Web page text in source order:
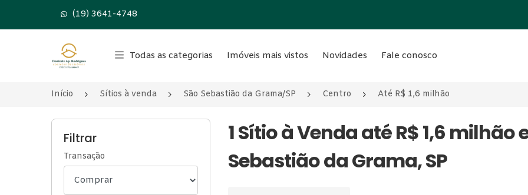
(19) 3641-4748
Página inicial
Todas as categorias Imóveis mais vistos Novidades Fale conosco
Início Sítios à venda São Sebastião da Grama/SP Centro Até R$ 1,6 milhão
Filtrar
Transação
1 Sítio à Venda até R$ 1,6 milhão
Sebastião da Grama, SP